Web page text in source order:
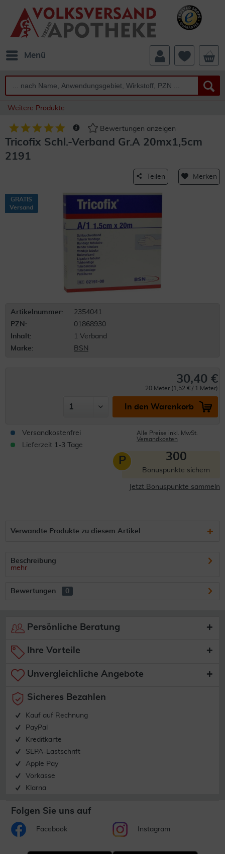
Menü
Weitere Produkte
Bewertungen anzeigen
Tricofix Schl.-Verband Gr.A 20mx1,5cm
2191
Teilen Merken
GRATIS
Versand
Artikelnummer:
2354041
PZN:
01868930
Inhalt:
1 Verband
Marke:
BSN
30,40 €
20 Meter (1,52 € / 1 Meter)
In den Warenkorb
Versandkostenfrei
Lieferzeit 1-3 Tage
Alle Preise inkl. MwSt.
Versandkosten
P 300
Bonuspunkte sichern
Jetzt Bonuspunkte sammeln
Verwandte Produkte zu diesem Artikel
Beschreibung
mehr
Bewertungen 0
Persönliche Beratung
Ihre Vorteile
Unvergleichliche Angebote
Sicheres Bezahlen
Kauf auf Rechnung
PayPal
Kreditkarte
SEPA-Lastschrift
Apple Pay
Vorkasse
Klarna
Folgen Sie uns auf
Facebook Instagram